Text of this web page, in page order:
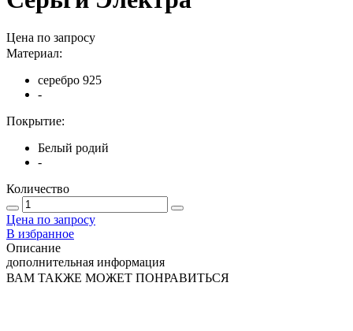
Цена по запросу
Материал:
серебро 925
-
Покрытие:
Белый родий
-
Количество
Цена по запросу
В избранное
Описание
дополнительная информация
ВАМ ТАКЖЕ МОЖЕТ ПОНРАВИТЬСЯ